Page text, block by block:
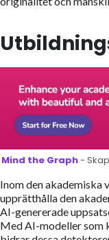
Mind the Graph-
Inom den
upprätthålla den
AI-genererade
Med AI-modeller som